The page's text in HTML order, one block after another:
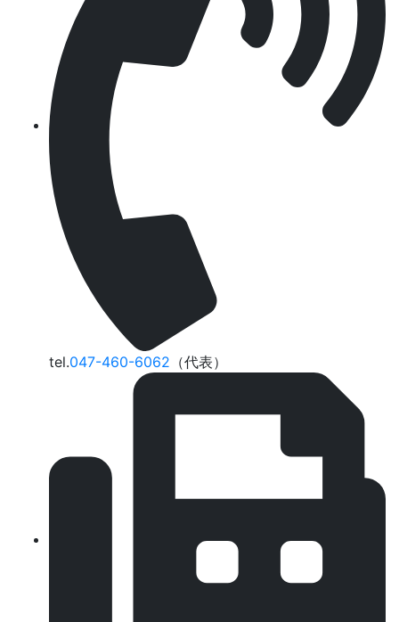
tel.047-460-6062 （代表）